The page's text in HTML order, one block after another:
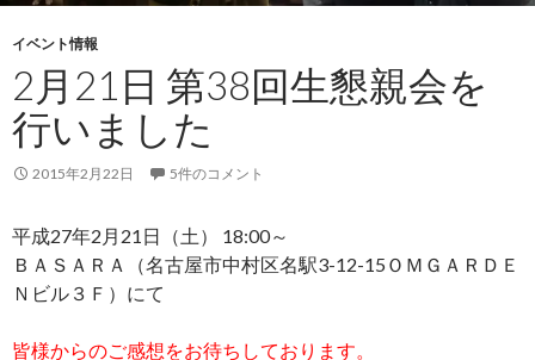
イベント情報
2月21日 第38回生懇親会を
行いました
2015年2月22日 5件のコメント
平成27年2月21日（土） 18:00～
ＢＡＳＡＲＡ（名古屋市中村区名駅3-12-15ＯＭＧＡＲＤＥ
Ｎビル３Ｆ）にて
皆様からのご感想をお待ちしております。